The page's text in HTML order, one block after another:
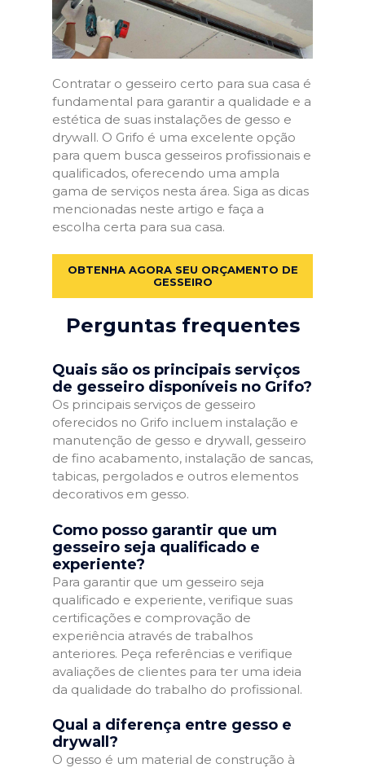
Contratar o gesseiro certo para sua casa é
fundamental para garantir a qualidade e a
estética de suas instalações de gesso e
drywall. O Grifo é uma excelente opção
para quem busca gesseiros profissionais e
qualificados, oferecendo uma ampla
gama de serviços nesta área. Siga as dicas
mencionadas neste artigo e faça a
escolha certa para sua casa.
OBTENHA AGORA SEU ORÇAMENTO DE
GESSEIRO
Perguntas frequentes
Quais são os principais serviços
de gesseiro disponíveis no Grifo?
Os principais serviços de gesseiro
oferecidos no Grifo incluem instalação e
manutenção de gesso e drywall, gesseiro
de fino acabamento, instalação de sancas,
tabicas, pergolados e outros elementos
decorativos em gesso.
Como posso garantir que um
gesseiro seja qualificado e
experiente?
Para garantir que um gesseiro seja
qualificado e experiente, verifique suas
certificações e comprovação de
experiência através de trabalhos
anteriores. Peça referências e verifique
avaliações de clientes para ter uma ideia
da qualidade do trabalho do profissional.
Qual a diferença entre gesso e
drywall?
O gesso é um material de construção à